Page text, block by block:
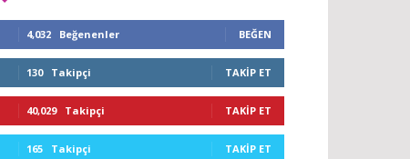
4,032 Beğenenler BEĞEN
130 Takipçi TAKIP ET
40,029 Takipçi TAKIP ET
165 Takipçi TAKIP ET